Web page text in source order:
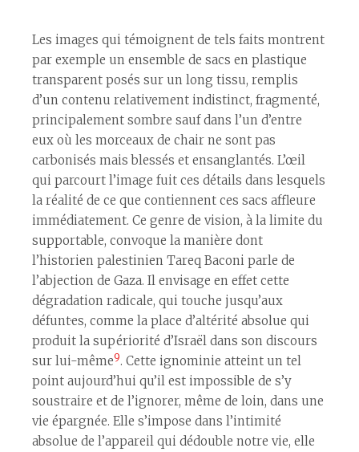
Les images qui témoignent de tels faits montrent
par exemple un ensemble de sacs en plastique
transparent posés sur un long tissu, remplis
d’un contenu relativement indistinct, fragmenté,
principalement sombre sauf dans l’un d’entre
eux où les morceaux de chair ne sont pas
carbonisés mais blessés et ensanglantés. L’œil
qui parcourt l’image fuit ces détails dans lesquels
la réalité de ce que contiennent ces sacs affleure
immédiatement. Ce genre de vision, à la limite du
supportable, convoque la manière dont
l’historien palestinien Tareq Baconi parle de
l’abjection de Gaza. Il envisage en effet cette
dégradation radicale, qui touche jusqu’aux
défunt·es, comme la place d’altérité absolue qui
produit la supériorité d’Israël dans son discours
sur lui-même9. Cette ignominie atteint un tel
point aujourd’hui qu’il est impossible de s’y
soustraire et de l’ignorer, même de loin, dans une
vie épargnée. Elle s’impose dans l’intimité
absolue de l’appareil qui dédouble notre vie, elle